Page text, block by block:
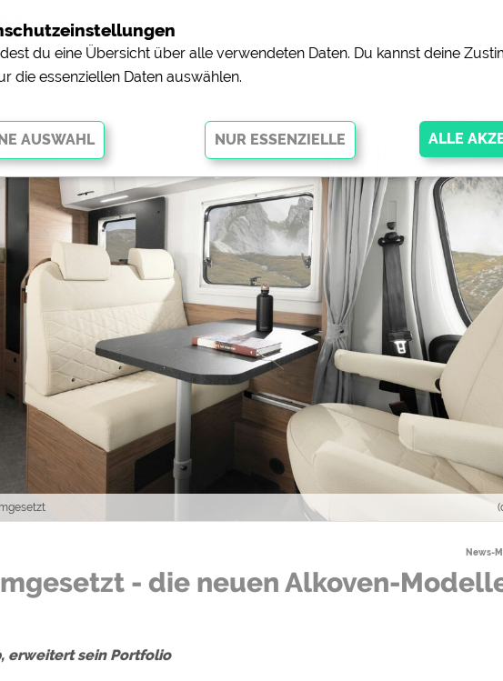
- die neuen Alkoven-
News-
- die neuen Alkoven-
erweitert sein Portfolio
du eine Übersicht über alle verwendeten Daten. Du kannst deine
die essenziellen Daten auswählen.
Cookies ermöglichen grundlegende Funktionen und sind für die einwandfreie Funktion
dringend erforderlich. Ohne diese Cookies werden Teile der Website
nicht
(Videos von Campingplätzen)
https://policies.google.com/privacy
(Vorschau der Internetseiten von
siehe Datenschutzerklärung des jeweiligen
(Kartensuche, Anfahrt usw.)
https://policies.google.com/privacy
(Formulare)
https://policies.google.com/privacy
https://policies.google.com/privacy
https://policies.google.com/privacy